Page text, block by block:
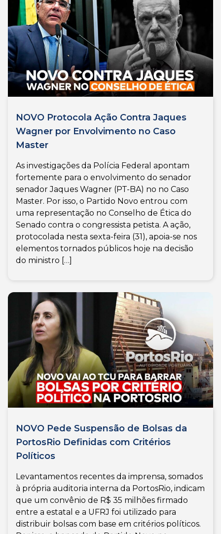
NOVO Protocola Ação Contra Jaques
Wagner por Envolvimento no Caso
Master
As investigações da Polícia Federal apontam
fortemente para o envolvimento do senador
senador Jaques Wagner (PT-BA) no no Caso
Master. Por isso, o Partido Novo entrou com
uma representação no Conselho de Ética do
Senado contra o congressista petista. A ação,
protocolada nesta sexta-feira (31), apoia-se nos
elementos tornados públicos hoje na decisão
do ministro […]
NOVO Pede Suspensão de Bolsas da
PortosRio Definidas com Critérios
Políticos
Levantamentos recentes da imprensa, somados
à própria auditoria interna da PortosRio, indicam
que um convênio de R$ 35 milhões firmado
entre a estatal e a UFRJ foi utilizado para
distribuir bolsas com base em critérios políticos.